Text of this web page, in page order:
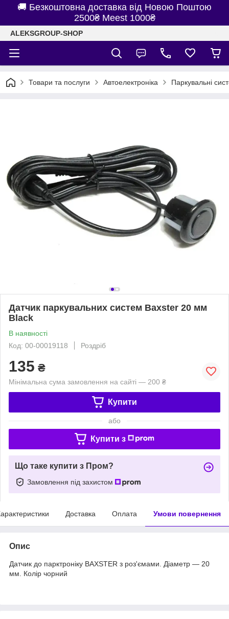
🚚 Безкоштовна доставка від Новою Поштою
2500₴ Meest 1000₴
ALEKSGROUP-SHOP
Товари та послуги Автоелектроніка Паркувальні
Датчик паркувальних систем Baxster 20 мм
Black
В наявності
Код: 00-00019118
Роздріб
135 ₴
Мінімальна сума замовлення на сайті — 200 ₴
Купити
або
Купити з
Що таке купити з Пром?
Замовлення під захистом
Доставка Оплата Умови повернення
Опис
Датчик до парктроніку BAXSTER з роз'ємами. Діаметр — 20
мм. Колір чорний